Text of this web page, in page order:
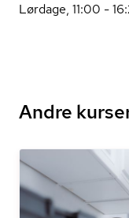
Lørdage, 11:00 -
Andre